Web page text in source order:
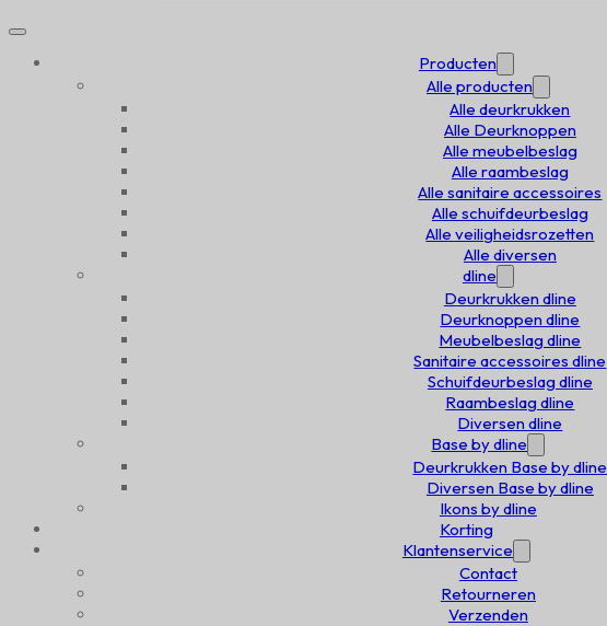
Producten
Alle producten
Alle deurkrukken
Alle Deurknoppen
Alle meubelbeslag
Alle raambeslag
Alle sanitaire accessoires
Alle schuifdeurbeslag
Alle veiligheidsrozetten
Alle diversen
dline
Deurkrukken dline
Deurknoppen dline
Meubelbeslag dline
Sanitaire accessoires dline
Schuifdeurbeslag dline
Raambeslag dline
Diversen dline
Base by dline
Deurkrukken Base by dline
Diversen Base by dline
Ikons by dline
Korting
Klantenservice
Contact
Retourneren
Verzenden